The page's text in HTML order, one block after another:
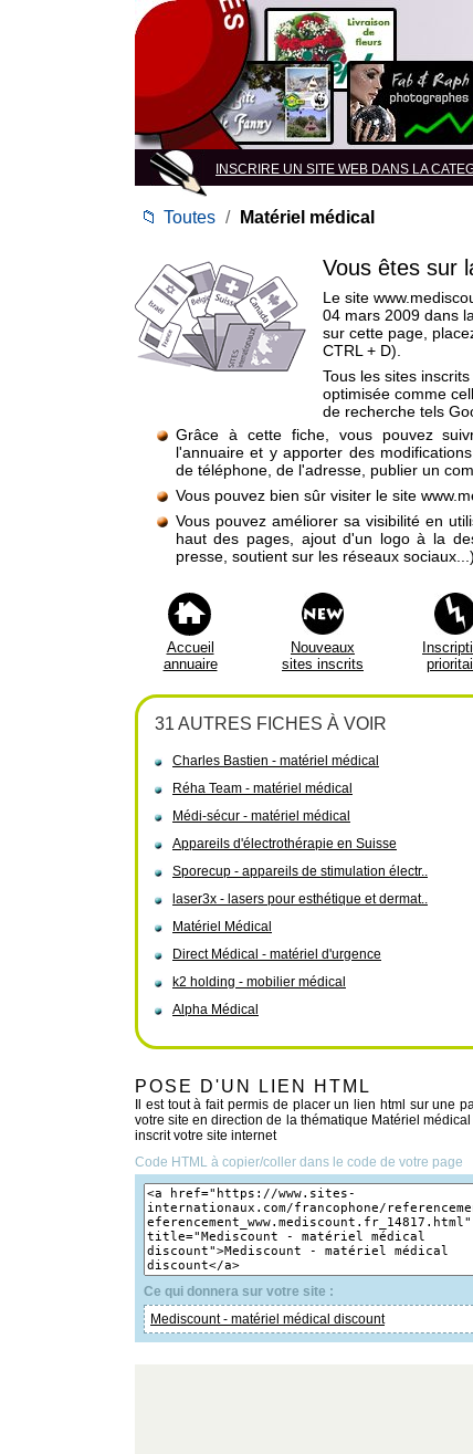
INSCRIRE UN SITE WEB DANS LA
📁 Toutes / Matériel médical
Vous êtes sur
Le site
04 mars 2009 dans la
sur cette page,
CTRL + D).
Tous les sites
optimisée comme
de recherche tels
Grâce à cette fiche, vous pouvez
l'annuaire et y apporter des
de téléphone, de l'adresse, publier un
Vous pouvez bien sûr visiter le site
Vous pouvez améliorer sa visibilité en
haut des pages, ajout d'un logo à la
presse, soutient sur les réseaux sociaux...)
Accueil
annuaire
Nouveaux
sites inscrits
31 AUTRES FICHES À VOIR
Charles Bastien - matériel médical
Réha Team - matériel médical
Médi-sécur - matériel médical
Appareils d'électrothérapie en Suisse
Sporecup - appareils de stimulation électr..
laser3x - lasers pour esthétique et dermat..
Matériel Médical
Direct Médical - matériel d'urgence
k2 holding - mobilier médical
Alpha Médical
POSE D'UN LIEN HTML
Il est tout à fait permis de placer un lien html sur une
votre site en direction de la thématique Matériel médical
inscrit votre site internet
Code HTML à copier/coller dans le code de votre page
Ce qui donnera sur votre site :
Mediscount - matériel médical discount